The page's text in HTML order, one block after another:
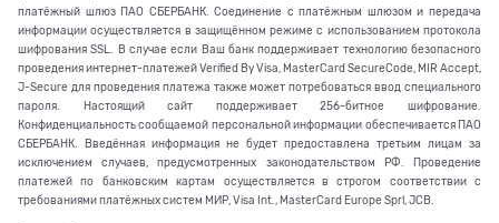
платёжный шлюз ПАО СБЕРБАНК. Соединение с платёжным шлюзом и передача
информации осуществляется в защищённом режиме с использованием протокола
шифрования SSL. В случае если Ваш банк поддерживает технологию безопасного
проведения интернет-платежей Verified By Visa, MasterCard SecureCode, MIR Accept,
J-Secure для проведения платежа также может потребоваться ввод специального
пароля. Настоящий сайт поддерживает 256-битное шифрование.
Конфиденциальность сообщаемой персональной информации обеспечивается ПАО
СБЕРБАНК. Введённая информация не будет предоставлена третьим лицам за
исключением случаев, предусмотренных законодательством РФ. Проведение
платежей по банковским картам осуществляется в строгом соответствии с
требованиями платёжных систем МИР, Visa Int., MasterCard Europe Sprl, JCB.